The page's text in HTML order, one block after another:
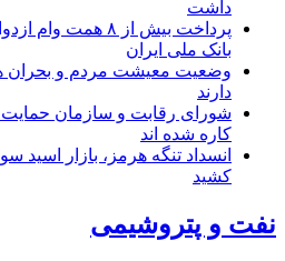
داشت
پرداخت بیش از ۸
بانک ملی ایران
وضعیت معیشت مردم و بحران
دارند
شورای رقابت و سازمان حمایت
کاره شده اند
انسداد تنگه هرمز، بازار اسید
کشید
نفت و پتروشیمی